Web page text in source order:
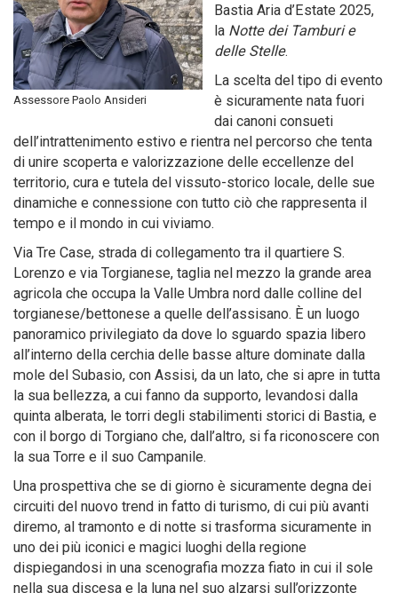
Assessore Paolo Ansideri
Bastia Aria d’Estate 2025,
la Notte dei Tamburi e
delle Stelle.
La scelta del tipo di evento
è sicuramente nata fuori
dai canoni consueti
dell’intrattenimento estivo e rientra nel percorso che tenta
di unire scoperta e valorizzazione delle eccellenze del
territorio, cura e tutela del vissuto-storico locale, delle sue
dinamiche e connessione con tutto ciò che rappresenta il
tempo e il mondo in cui viviamo.
Via Tre Case, strada di collegamento tra il quartiere S.
Lorenzo e via Torgianese, taglia nel mezzo la grande area
agricola che occupa la Valle Umbra nord dalle colline del
torgianese/bettonese a quelle dell’assisano. È un luogo
panoramico privilegiato da dove lo sguardo spazia libero
all’interno della cerchia delle basse alture dominate dalla
mole del Subasio, con Assisi, da un lato, che si apre in tutta
la sua bellezza, a cui fanno da supporto, levandosi dalla
quinta alberata, le torri degli stabilimenti storici di Bastia, e
con il borgo di Torgiano che, dall’altro, si fa riconoscere con
la sua Torre e il suo Campanile.
Una prospettiva che se di giorno è sicuramente degna dei
circuiti del nuovo trend in fatto di turismo, di cui più avanti
diremo, al tramonto e di notte si trasforma sicuramente in
uno dei più iconici e magici luoghi della regione
dispiegandosi in una scenografia mozza fiato in cui il sole
nella sua discesa e la luna nel suo alzarsi sull’orizzonte